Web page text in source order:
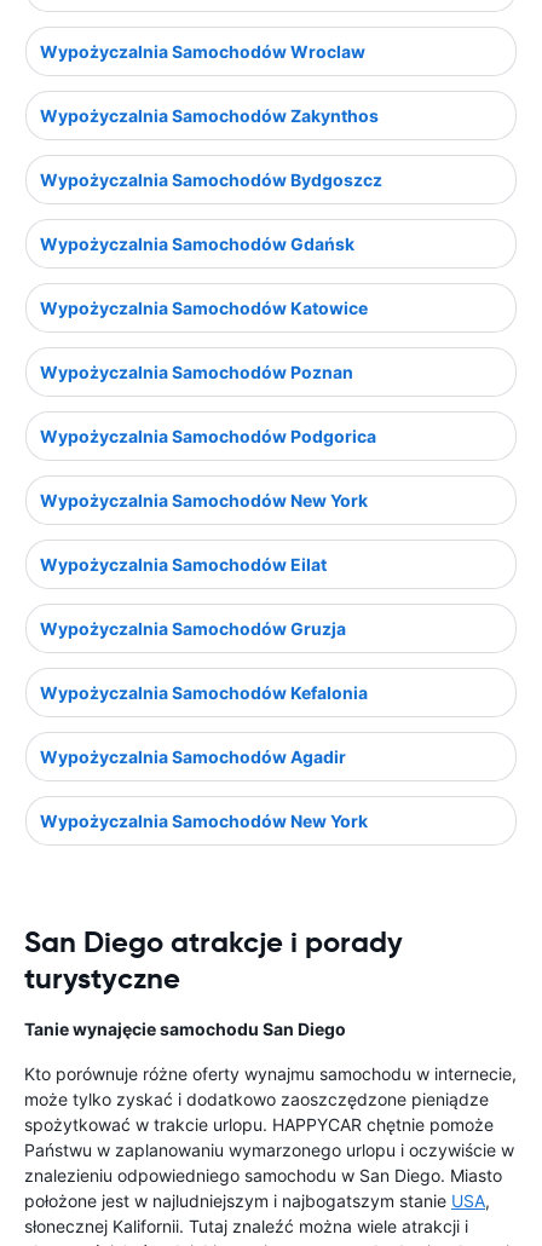
Wypożyczalnia Samochodów Wroclaw
Wypożyczalnia Samochodów Zakynthos
Wypożyczalnia Samochodów Bydgoszcz
Wypożyczalnia Samochodów Gdańsk
Wypożyczalnia Samochodów Katowice
Wypożyczalnia Samochodów Poznan
Wypożyczalnia Samochodów Podgorica
Wypożyczalnia Samochodów New York
Wypożyczalnia Samochodów Eilat
Wypożyczalnia Samochodów Gruzja
Wypożyczalnia Samochodów Kefalonia
Wypożyczalnia Samochodów Agadir
Wypożyczalnia Samochodów New York
San Diego atrakcje i porady
turystyczne
Tanie wynajęcie samochodu San Diego
Kto porównuje różne oferty wynajmu samochodu w internecie,
może tylko zyskać i dodatkowo zaoszczędzone pieniądze
spożytkować w trakcie urlopu. HAPPYCAR chętnie pomoże
Państwu w zaplanowaniu wymarzonego urlopu i oczywiście w
znalezieniu odpowiedniego samochodu w San Diego. Miasto
położone jest w najludniejszym i najbogatszym stanie USA,
słonecznej Kalifornii. Tutaj znaleźć można wiele atrakcji i